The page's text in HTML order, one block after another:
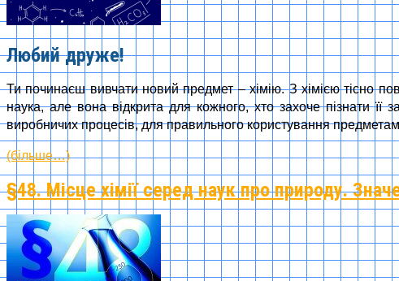
Любий друже!
Ти починаєш вивчати новий предмет – хімію. З хімією тісно
наука, але вона відкрита для кожного, хто захоче пізнати її
виробничих процесів, для правильного користування
(більше…)
§48. Місце хімії серед наук про природу.